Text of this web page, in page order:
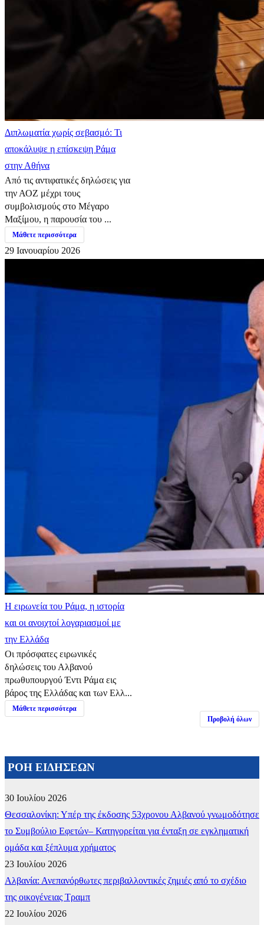
Διπλωματία χωρίς σεβασμό: Τι
αποκάλυψε η επίσκεψη Ράμα
στην Αθήνα
Από τις αντιφατικές δηλώσεις για
την ΑΟΖ μέχρι τους
συμβολισμούς στο Μέγαρο
Μαξίμου, η παρουσία του ...
Μάθετε περισσότερα
29 Ιανουαρίου 2026
Η ειρωνεία του Ράμα, η ιστορία
και οι ανοιχτοί λογαριασμοί με
την Ελλάδα
Οι πρόσφατες ειρωνικές
δηλώσεις του Αλβανού
πρωθυπουργού Έντι Ράμα εις
βάρος της Ελλάδας και των Ελλ...
Μάθετε περισσότερα
Προβολή όλων
ΡΟΗ ΕΙΔΗΣΕΩΝ
30 Ιουλίου 2026
Θεσσαλονίκη: Υπέρ της έκδοσης 53χρονου Αλβανού γνωμοδότησε
το Συμβούλιο Εφετών– Κατηγορείται για ένταξη σε εγκληματική
ομάδα και ξέπλυμα χρήματος
23 Ιουλίου 2026
Αλβανία: Ανεπανόρθωτες περιβαλλοντικές ζημιές από το σχέδιο
της οικογένειας Τραμπ
22 Ιουλίου 2026